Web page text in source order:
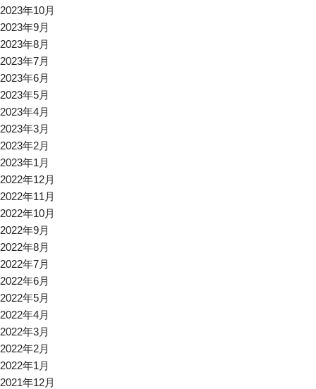
2023年10月
2023年9月
2023年8月
2023年7月
2023年6月
2023年5月
2023年4月
2023年3月
2023年2月
2023年1月
2022年12月
2022年11月
2022年10月
2022年9月
2022年8月
2022年7月
2022年6月
2022年5月
2022年4月
2022年3月
2022年2月
2022年1月
2021年12月